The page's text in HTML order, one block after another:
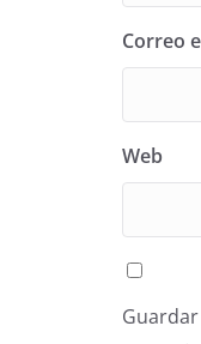
Correo
Web